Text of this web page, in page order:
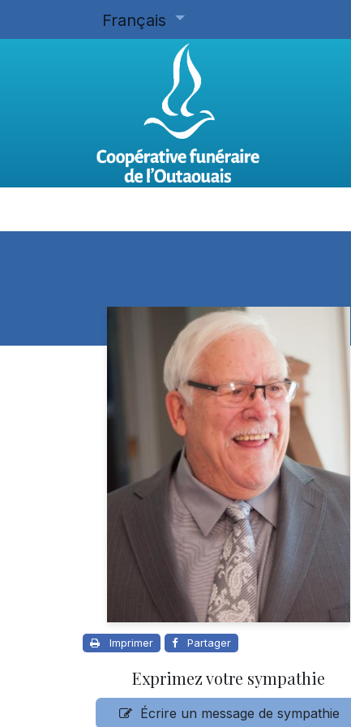
Français
Imprimer Partager
Exprimez votre sympathie
Écrire un message de sympathie